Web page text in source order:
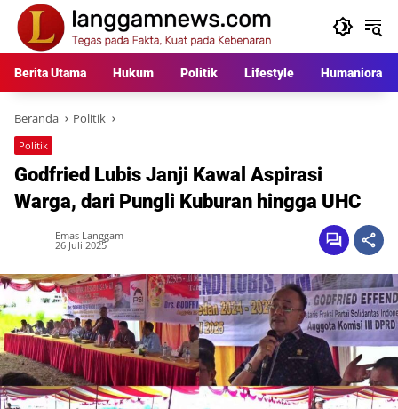
Langsung
konten
Berita Utama Hukum Politik Lifestyle Humaniora
Beranda Politik
Politik
Godfried Lubis Janji Kawal Aspirasi
Warga, dari Pungli Kuburan hingga UHC
Emas Langgam
26 Juli 2025